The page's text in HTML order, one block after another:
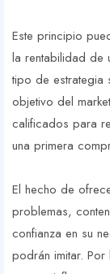
Este principio
la rentabilidad de
tipo de estrategia
objetivo del
calificados para
una primera
El hecho de
problemas,
confianza en su
podrán imitar.